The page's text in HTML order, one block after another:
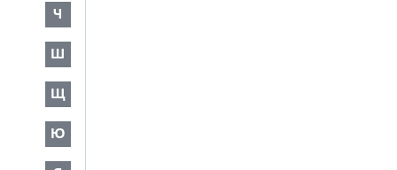
Ч
Ш
Щ
Ю